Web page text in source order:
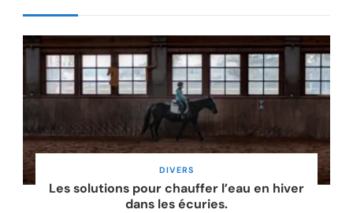
DIVERS
Les solutions pour chauffer l’eau en hiver
dans les écuries.